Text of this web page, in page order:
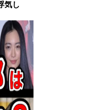
気し